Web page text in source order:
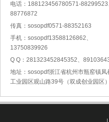
电话：188123456780571-88299523
88776872
传真：sosopdf0571-88352163
手机：sosopdf13588126862、
13750839926
Q Q：281323452845352、
地址：sosopdf浙江省杭州市瓶窑镇凤
工业园区观山路39号（双成创业园区